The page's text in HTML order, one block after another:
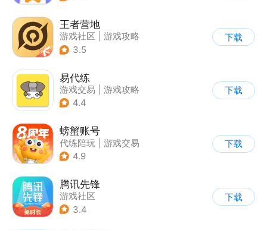
王者营地
游戏社区
游戏攻略
3.5
下载
易代练
游戏交易
游戏攻略
| 游戏社区
4.4
下载
螃蟹账号
代练陪玩
游戏交易
| 游戏社区
4.9
下载
腾讯先锋
游戏社区
3.4
下载